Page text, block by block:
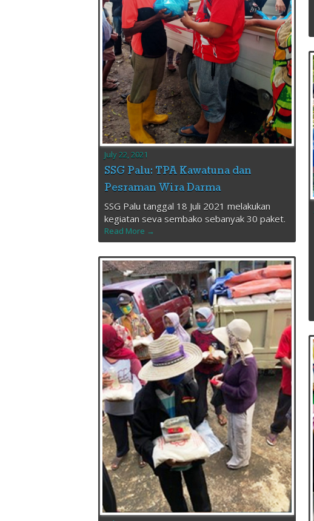
July 22, 2021
SSG Palu: TPA Kawatuna dan
Pesraman Wira Darma
SSG Palu tanggal 18 Juli 2021 melakukan
kegiatan seva sembako sebanyak 30 paket.
Read More →